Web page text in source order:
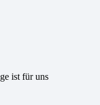
ist für uns